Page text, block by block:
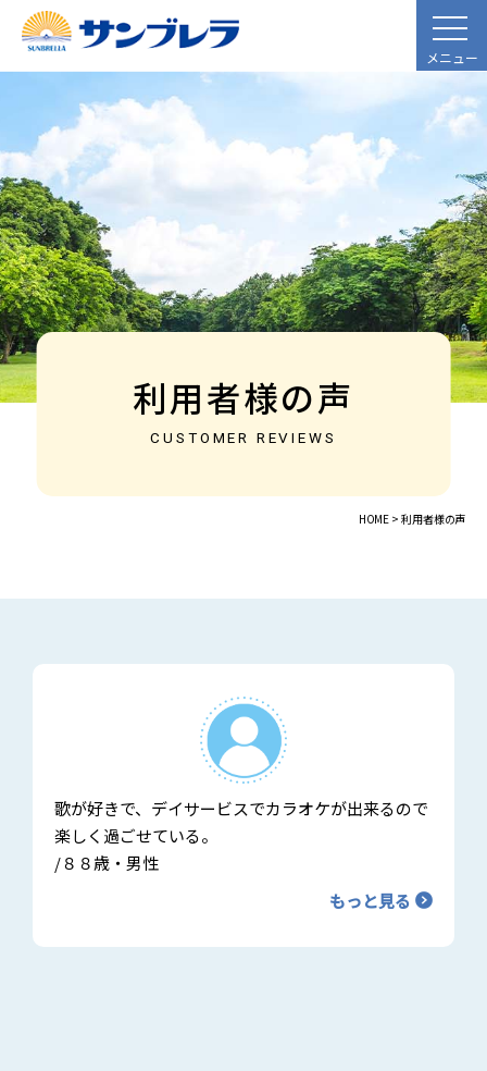
メニュー
利用者様の声
CUSTOMER REVIEWS
HOME > 利用者様の声
歌が好きで、デイサービスでカラオケが出来るので
楽しく過ごせている。
/８８歳・男性
もっと見る